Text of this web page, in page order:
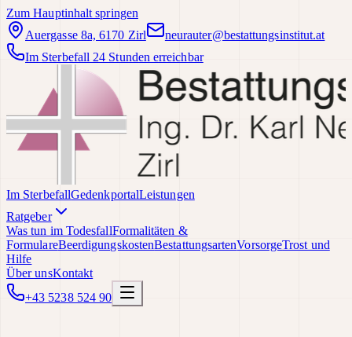
Zum Hauptinhalt springen
Auergasse 8a, 6170 Zirl
neurauter@bestattungsinstitut.at
Im Sterbefall 24 Stunden erreichbar
Im SterbefallGedenkportalLeistungen
Ratgeber
Was tun im TodesfallFormalitäten &
FormulareBeerdigungskostenBestattungsartenVorsorgeTrost und
Hilfe
Über unsKontakt
+43 5238 524 90